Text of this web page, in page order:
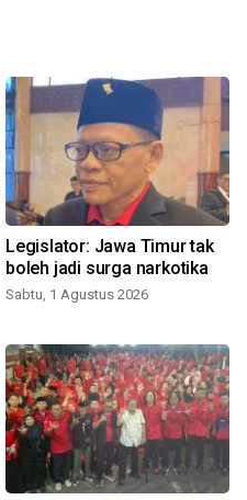
Legislator: Jawa Timur tak
boleh jadi surga narkotika
Sabtu, 1 Agustus 2026